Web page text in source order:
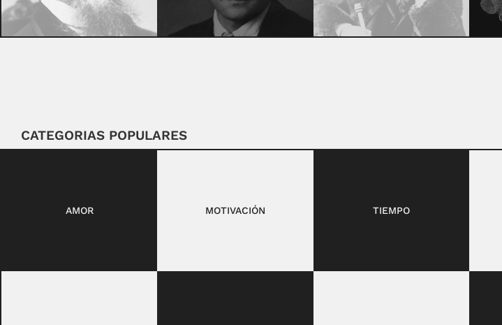
CATEGORIAS POPULARES
AMOR MOTIVACIÓN TIEMPO